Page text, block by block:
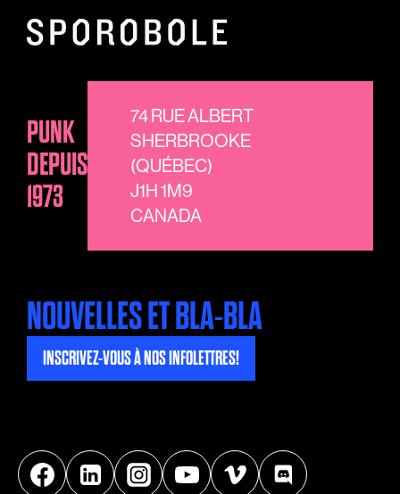
PUNK
DEPUIS
1973
74 RUE ALBERT
SHERBROOKE
(QUÉBEC)
J1H 1M9
CANADA
NOUVELLES ET BLA-BLA
INSCRIVEZ-VOUS À NOS INFOLETTRES!